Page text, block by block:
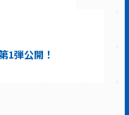
1弾公開！